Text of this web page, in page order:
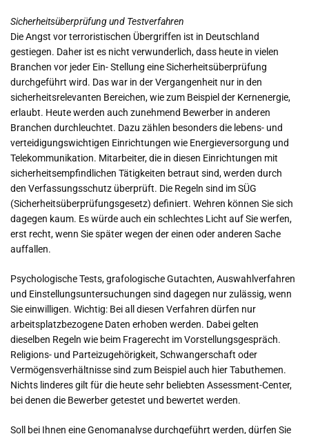
Sicherheitsüberprüfung und Testverfahren
Die Angst vor terroristischen Übergriffen ist in Deutschland
gestiegen. Daher ist es nicht verwunderlich, dass heute in vielen
Branchen vor jeder Ein- Stellung eine Sicherheitsüberprüfung
durchgeführt wird. Das war in der Vergangenheit nur in den
sicherheitsrelevanten Bereichen, wie zum Beispiel der Kernenergie,
erlaubt. Heute werden auch zunehmend Bewerber in anderen
Branchen durchleuchtet. Dazu zählen besonders die lebens- und
verteidigungswichtigen Einrichtungen wie Energieversorgung und
Telekommunikation. Mitarbeiter, die in diesen Einrichtungen mit
sicherheitsempfindlichen Tätigkeiten betraut sind, werden durch
den Verfassungsschutz überprüft. Die Regeln sind im SÜG
(Sicherheitsüberprüfungsgesetz) definiert. Wehren können Sie sich
dagegen kaum. Es würde auch ein schlechtes Licht auf Sie werfen,
erst recht, wenn Sie später wegen der einen oder anderen Sache
auffallen.
Psychologische Tests, grafologische Gutachten, Auswahlverfahren
und Einstellungsuntersuchungen sind dagegen nur zulässig, wenn
Sie einwilligen. Wichtig: Bei all diesen Verfahren dürfen nur
arbeitsplatzbezogene Daten erhoben werden. Dabei gelten
dieselben Regeln wie beim Fragerecht im Vorstellungsgespräch.
Religions- und Parteizugehörigkeit, Schwangerschaft oder
Vermögensverhältnisse sind zum Beispiel auch hier Tabuthemen.
Nichts linderes gilt für die heute sehr beliebten Assessment-Center,
bei denen die Bewerber getestet und bewertet werden.
Soll bei Ihnen eine Genomanalyse durchgeführt werden, dürfen Sie